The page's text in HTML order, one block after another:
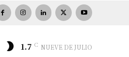
1.7 C NUEVE DE JULIO